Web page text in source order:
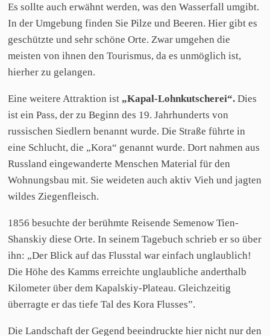
Es sollte auch erwähnt werden, was den Wasserfall umgibt.
In der Umgebung finden Sie Pilze und Beeren. Hier gibt es
geschützte und sehr schöne Orte. Zwar umgehen die
meisten von ihnen den Tourismus, da es unmöglich ist,
hierher zu gelangen.
Eine weitere Attraktion ist „Kapal-Lohnkutscherei“. Dies
ist ein Pass, der zu Beginn des 19. Jahrhunderts von
russischen Siedlern benannt wurde. Die Straße führte in
eine Schlucht, die „Kora“ genannt wurde. Dort nahmen aus
Russland eingewanderte Menschen Material für den
Wohnungsbau mit. Sie weideten auch aktiv Vieh und jagten
wildes Ziegenfleisch.
1856 besuchte der berühmte Reisende Semenow Tien-
Shanskiy diese Orte. In seinem Tagebuch schrieb er so über
ihn: „Der Blick auf das Flusstal war einfach unglaublich!
Die Höhe des Kamms erreichte unglaubliche anderthalb
Kilometer über dem Kapalskiy-Plateau. Gleichzeitig
überragte er das tiefe Tal des Kora Flusses”.
Die Landschaft der Gegend beeindruckte hier nicht nur den